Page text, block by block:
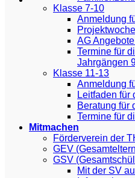
Klasse 7-10
Anmeldung
AG
Termine für
Jahrgängen
Klasse 11-13
Anmeldung
Leitfaden für
Beratung für
Termine für
Mitmachen
Förderverein der
GEV
GSV
Mit der SV